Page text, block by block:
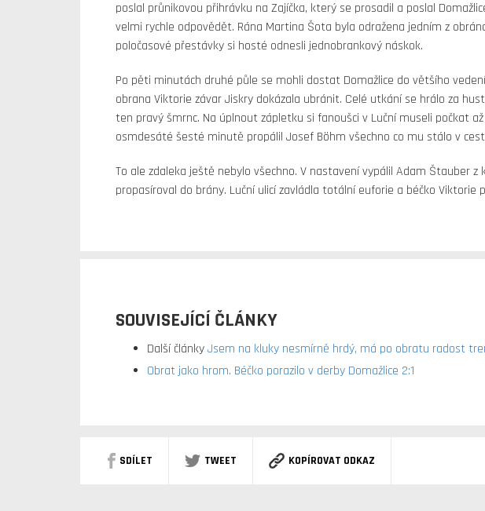
poslal průnikovou přihrávku na Zajíčka, který se prosadil a poslal
velmi rychle odpovědět. Rána Martina Šota byla odražena jedním z
poločasové přestávky si hosté odnesli jednobrankový náskok.
Po pěti minutách druhé půle se mohli dostat Domažlice do většího
obrana Viktorie závar Jiskry dokázala ubránit. Celé utkání se hrálo za
ten pravý šmrnc. Na úplnout zápletku si fanoušci v Luční museli počkat
osmdesáté šesté minutě propálil Josef Böhm všechno co mu stálo v
To ale zdaleka ještě nebylo všechno. V nastavení vypálil Adam Štauber z
propasíroval do brány. Luční ulicí zavládla totální euforie a béčko Viktorie
SOUVISEJÍCÍ ČLÁNKY
Další článkyJsem na kluky nesmírně hrdý, má po obratu radost
Obrat jako hrom. Béčko porazilo v derby Domažlice 2:1
SDÍLET TWEET KOPÍROVAT ODKAZ